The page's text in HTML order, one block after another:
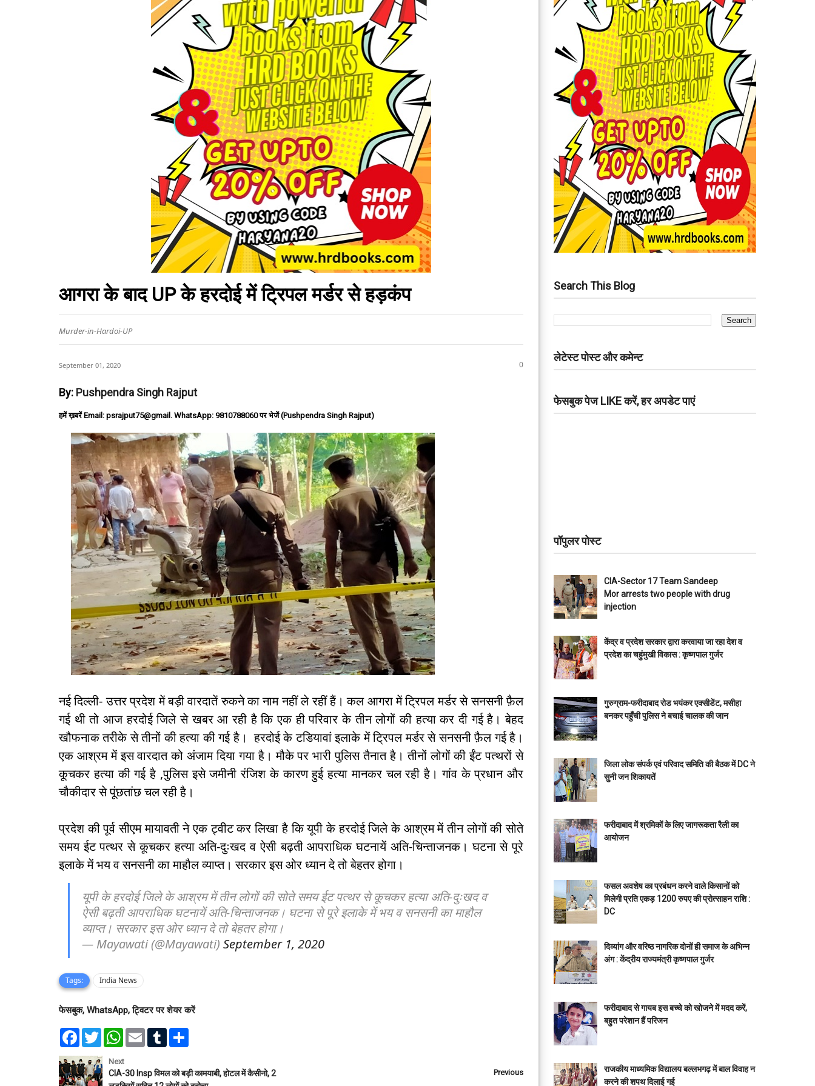
आगरा के बाद UP के हरदोई में ट्रिपल मर्डर से हड़कंप
Murder-in-Hardoi-UP
September 01, 2020 0
By: Pushpendra Singh Rajput
हमें ख़बरें Email: psrajput75@gmail. WhatsApp: 9810788060 पर भेजें (Pushpendra Singh Rajput)
नई दिल्ली- उत्तर प्रदेश में बड़ी वारदातें रुकने का नाम नहीं ले रहीं हैं। कल आगरा में ट्रिपल मर्डर से सनसनी फ़ैल
गई थी तो आज हरदोई जिले से खबर आ रही है कि एक ही परिवार के तीन लोगों की हत्या कर दी गई है। बेहद
खौफनाक तरीके से तीनों की हत्या की गई है। हरदोई के टडियावां इलाके में ट्रिपल मर्डर से सनसनी फ़ैल गई है।
एक आश्रम में इस वारदात को अंजाम दिया गया है। मौके पर भारी पुलिस तैनात है। तीनों लोगों की ईंट पत्थरों से
कूचकर हत्या की गई है ,पुलिस इसे जमीनी रंजिश के कारण हुई हत्या मानकर चल रही है। गांव के प्रधान और
चौकीदार से पूंछतांछ चल रही है।
प्रदेश की पूर्व सीएम मायावती ने एक ट्वीट कर लिखा है कि यूपी के हरदोई जिले के आश्रम में तीन लोगों की सोते
समय ईट पत्थर से कूचकर हत्या अति-दुःखद व ऐसी बढ़ती आपराधिक घटनायें अति-चिन्ताजनक। घटना से पूरे
इलाके में भय व सनसनी का माहौल व्याप्त। सरकार इस ओर ध्यान दे तो बेहतर होगा।
यूपी के हरदोई जिले के आश्रम में तीन लोगों की सोते समय ईट पत्थर से कूचकर हत्या अति-दुःखद व
ऐसी बढ़ती आपराधिक घटनायें अति-चिन्ताजनक। घटना से पूरे इलाके में भय व सनसनी का माहौल
व्याप्त। सरकार इस ओर ध्यान दे तो बेहतर होगा।
— Mayawati (@Mayawati) September 1, 2020
Tags: India News
फेसबुक, WhatsApp, ट्विटर पर शेयर करें
F
e
b
o
T
w
t
t
e
W
t
s
A
E
l
T
l
r
e
Next
CIA-30 Insp विमल को बड़ी कामयाबी, होटल में कैसीनो, 2
Previous
Search This Blog
लेटेस्ट पोस्ट और कमेन्ट
फेसबुक पेज LIKE करें, हर अपडेट पाएं
पॉपुलर पोस्ट
CIA-Sector 17 Team Sandeep
Mor arrests two people with drug
injection
केंद्र व प्रदेश सरकार द्वारा करवाया जा रहा देश व
प्रदेश का चहुंमुखी विकास : कृष्णपाल गुर्जर
गुरुग्राम-फरीदाबाद रोड भयंकर एक्सीडेंट, मसीहा
बनकर पहुँची पुलिस ने बचाई चालक की जान
जिला लोक संपर्क एवं परिवाद समिति की बैठक में DC ने
सुनी जन शिकायतें
फरीदाबाद में श्रमिकों के लिए जागरूकता रैली का
आयोजन
फसल अवशेष का प्रबंधन करने वाले किसानों को
मिलेगी प्रति एकड़ 1200 रुपए की प्रोत्साहन राशि :
DC
दिव्यांग और वरिष्ठ नागरिक दोनों ही समाज के अभिन्न
अंग : केंद्रीय राज्यमंत्री कृष्णपाल गुर्जर
फरीदाबाद से गायब इस बच्चे को खोजने में मदद करें,
बहुत परेशान हैं परिजन
राजकीय माध्यमिक विद्यालय बल्लभगढ़ में बाल विवाह न
करने की शपथ दिलाई गई